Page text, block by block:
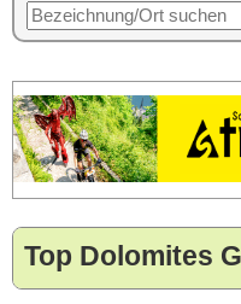
Top Dolomites